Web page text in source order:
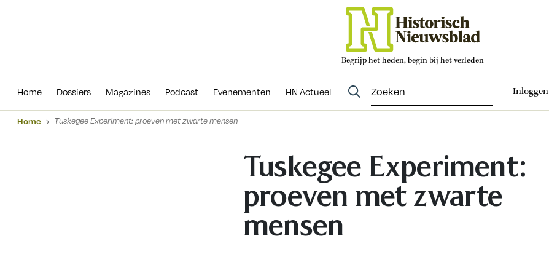
Begrijp het heden, begin bij het verleden
Home Dossiers Magazines Podcast Evenementen HN Actueel Inloggen
Evenementen
Home Tuskegee Experiment: proeven met zwarte mensen
Tuskegee Experiment:
proeven met zwarte
mensen